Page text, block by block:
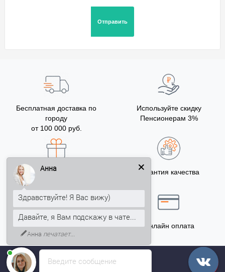
Бесплатная доставка по
городу
от 100 000 руб.
Используйте скидку
Пенсионерам 3%
Бонусы за покупку
5% на Ваш счет
Гарантия качества
Точный расчёт Онлайн оплата
Введите сообщение
Анна
Здравствуйте! Я Вас вижу)
Давайте, я Вам подскажу в чате...
Анна печатает...